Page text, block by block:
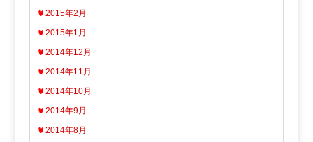
2015年2月
2015年1月
2014年12月
2014年11月
2014年10月
2014年9月
2014年8月